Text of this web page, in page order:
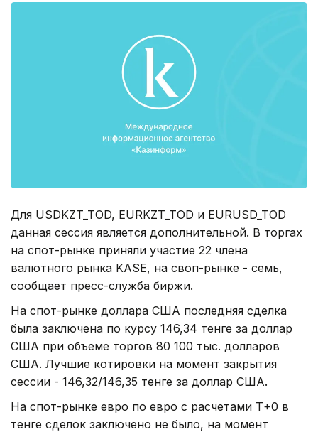
Для USDKZT_TOD, EURKZT_TOD и EURUSD_TOD
данная сессия является дополнительной. В торгах
на спот-рынке приняли участие 22 члена
валютного рынка KASE, на своп-рынке - семь,
сообщает пресс-служба биржи.
На спот-рынке доллара США последняя сделка
была заключена по курсу 146,34 тенге за доллар
США при объеме торгов 80 100 тыс. долларов
США. Лучшие котировки на момент закрытия
сессии - 146,32/146,35 тенге за доллар США.
На спот-рынке евро по евро с расчетами Т+0 в
тенге сделок заключено не было, на момент